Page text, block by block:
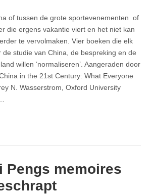
of tussen de grote sportevenementen of
die ergens vakantie viert en het niet kan
te vervolmaken. Vier boeken die elk
studie van China, de bespreking en de
willen ‘normaliseren’. Aangeraden door
in the 21st Century: What Everyone
N. Wasserstrom, Oxford University
Pengs memoires